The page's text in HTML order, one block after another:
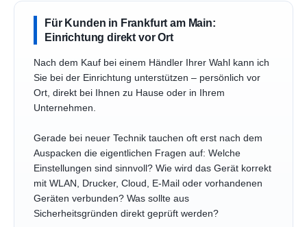
Für Kunden in Frankfurt am Main:
Einrichtung direkt vor Ort
Nach dem Kauf bei einem Händler Ihrer Wahl kann ich
Sie bei der Einrichtung unterstützen – persönlich vor
Ort, direkt bei Ihnen zu Hause oder in Ihrem
Unternehmen.
Gerade bei neuer Technik tauchen oft erst nach dem
Auspacken die eigentlichen Fragen auf: Welche
Einstellungen sind sinnvoll? Wie wird das Gerät korrekt
mit WLAN, Drucker, Cloud, E-Mail oder vorhandenen
Geräten verbunden? Was sollte aus
Sicherheitsgründen direkt geprüft werden?